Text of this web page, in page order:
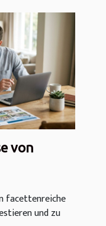
von
und
facettenreiche
und zu